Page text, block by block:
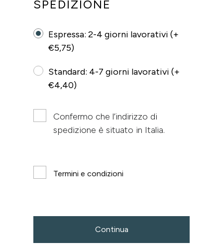
SPEDIZIONE
Espressa: 2-4 giorni lavorativi (+
€5,75)
Standard: 4-7 giorni lavorativi (+
€4,40)
Confermo che l’indirizzo di
spedizione è situato in Italia.
Termini e condizioni
Continua